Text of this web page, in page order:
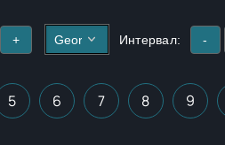
+ Интервал: -
5 6 7 8 9